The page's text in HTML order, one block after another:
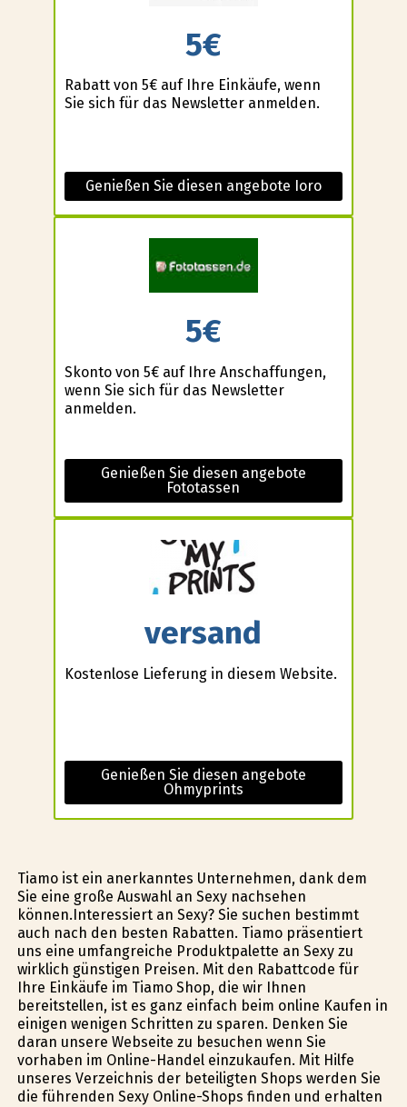
5€
Rabatt von 5€ auf Ihre Einkäufe, wenn
Sie sich für das Newsletter anmelden.
Genießen Sie diesen angebote Ioro
5€
Skonto von 5€ auf Ihre Anschaffungen,
wenn Sie sich für das Newsletter
anmelden.
Genießen Sie diesen angebote
Fototassen
versand
Kostenlose Lieferung in diesem Website.
Genießen Sie diesen angebote
Ohmyprints
Tiamo ist ein anerkanntes Unternehmen, dank dem
Sie eine große Auswahl an Sexy nachsehen
können.Interessiert an Sexy? Sie suchen bestimmt
auch nach den besten Rabatten. Tiamo präsentiert
uns eine umfangreiche Produktpalette an Sexy zu
wirklich günstigen Preisen. Mit den Rabattcode für
Ihre Einkäufe im Tiamo Shop, die wir Ihnen
bereitstellen, ist es ganz einfach beim online Kaufen in
einigen wenigen Schritten zu sparen. Denken Sie
daran unsere Webseite zu besuchen wenn Sie
vorhaben im Online-Handel einzukaufen. Mit Hilfe
unseres Verzeichnis der beteiligten Shops werden Sie
die führenden Sexy Online-Shops finden und erhalten